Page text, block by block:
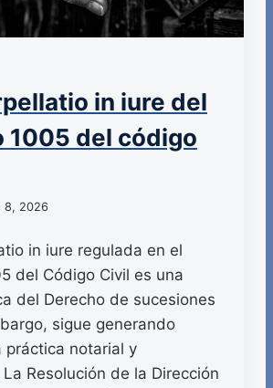
in iure del
1005 del código
8, 2026
in iure regulada en el
del Código Civil es una
del Derecho de sucesiones
sigue generando
práctica notarial y
Resolución de la Dirección